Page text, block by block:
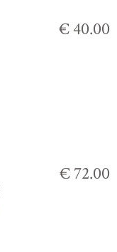
€ 40.00
€ 72.00